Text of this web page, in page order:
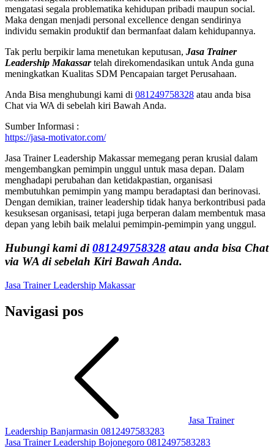
mengatasi segala problematika kehidupan pribadi maupun social.
Maka dengan menjadi personal excellence dengan sendirinya
individu semakin produktif dan bermanfaat dalam kehidupannya.
Tak perlu berpikir lama menetukan keputusan, Jasa Trainer
Leadership Makassartelah direkomendasikan untuk Anda guna
meningkatkan Kualitas SDM Pencapaian target Perusahaan.
Anda Bisa menghubungi kami di 081249758328 atau anda bisa
Chat via WA di sebelah kiri Bawah Anda.
Sumber Informasi :
https://jasa-motivator.com/
Jasa Trainer Leadership Makassar memegang peran krusial dalam
mengembangkan pemimpin unggul untuk masa depan. Dalam
menghadapi perubahan dan ketidakpastian, organisasi
membutuhkan pemimpin yang mampu beradaptasi dan berinovasi.
Dengan demikian, trainer leadership tidak hanya berkontribusi pada
kesuksesan organisasi, tetapi juga berperan dalam membentuk masa
depan yang lebih baik melalui pemimpin-pemimpin yang unggul.
Hubungi kami di081249758328 atau anda bisa Chat
via WA di sebelah Kiri Bawah Anda.
Jasa Trainer Leadership Makassar
Navigasi pos
Jasa Trainer
Leadership Banjarmasin 0812497583283
Jasa Trainer Leadership Bojonegoro 0812497583283